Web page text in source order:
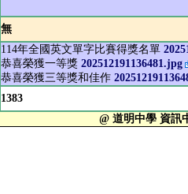
無
114年全國英文單字比賽得獎名單
恭喜榮獲一等獎 202512191136481.jpg
恭喜榮獲三等獎和佳作
1383
@ 道明中學 資訊